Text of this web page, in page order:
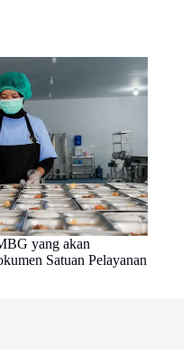
yang akan
Satuan Pelayanan